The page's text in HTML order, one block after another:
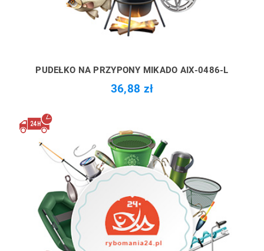
PUDEŁKO NA PRZYPONY MIKADO AIX-0486-L
36,88 zł